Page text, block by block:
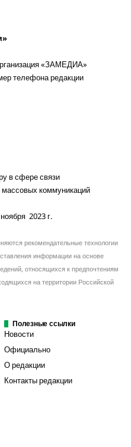
«ЗАМЕДИА»
телефона редакции
в сфере связи
коммуникаций
2023 г.
рекомендательные технологии
информации на основе
относящихся к предпочтениям
на территории Российской
Полезные ссылки
Новости
Официально
О редакции
Контакты редакции